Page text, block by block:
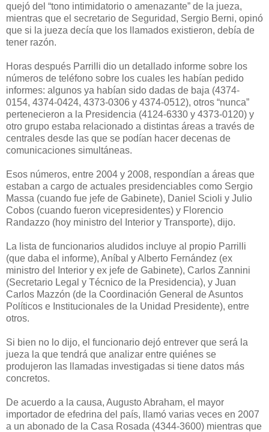
quejó del “tono intimidatorio o amenazante” de la jueza,
mientras que el secretario de Seguridad, Sergio Berni, opinó
que si la jueza decía que los llamados existieron, debía de
tener razón.
Horas después Parrilli dio un detallado informe sobre los
números de teléfono sobre los cuales les habían pedido
informes: algunos ya habían sido dadas de baja (4374-
0154, 4374-0424, 4373-0306 y 4374-0512), otros “nunca”
pertenecieron a la Presidencia (4124-6330 y 4373-0120) y
otro grupo estaba relacionado a distintas áreas a través de
centrales desde las que se podían hacer decenas de
comunicaciones simultáneas.
Esos números, entre 2004 y 2008, respondían a áreas que
estaban a cargo de actuales presidenciables como Sergio
Massa (cuando fue jefe de Gabinete), Daniel Scioli y Julio
Cobos (cuando fueron vicepresidentes) y Florencio
Randazzo (hoy ministro del Interior y Transporte), dijo.
La lista de funcionarios aludidos incluye al propio Parrilli
(que daba el informe), Aníbal y Alberto Fernández (ex
ministro del Interior y ex jefe de Gabinete), Carlos Zannini
(Secretario Legal y Técnico de la Presidencia), y Juan
Carlos Mazzón (de la Coordinación General de Asuntos
Políticos e Institucionales de la Unidad Presidente), entre
otros.
Si bien no lo dijo, el funcionario dejó entrever que será la
jueza la que tendrá que analizar entre quiénes se
produjeron las llamadas investigadas si tiene datos más
concretos.
De acuerdo a la causa, Augusto Abraham, el mayor
importador de efedrina del país, llamó varias veces en 2007
a un abonado de la Casa Rosada (4344-3600) mientras que